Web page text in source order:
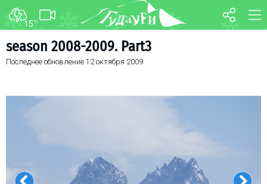
15°C
season 2008-2009. Part3
Последнее обновление 12 октября 2009
ФОРУМ
О курорте
Ски-сервис
Дети в Гудаури